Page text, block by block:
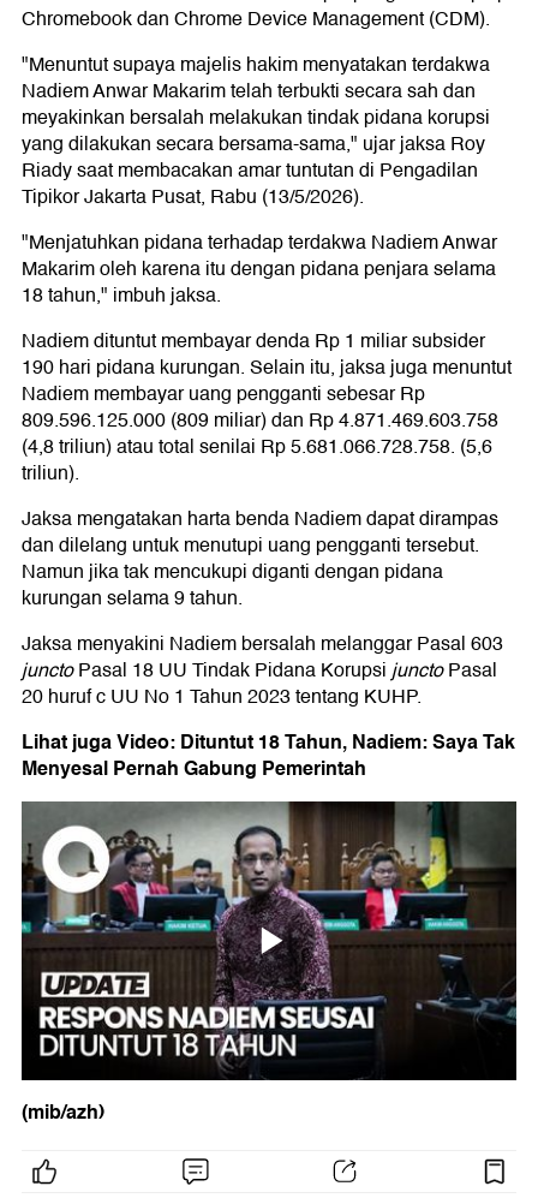
Chromebook dan Chrome Device Management (CDM).
"Menuntut supaya majelis hakim menyatakan terdakwa
Nadiem Anwar Makarim telah terbukti secara sah dan
meyakinkan bersalah melakukan tindak pidana korupsi
yang dilakukan secara bersama-sama," ujar jaksa Roy
Riady saat membacakan amar tuntutan di Pengadilan
Tipikor Jakarta Pusat, Rabu (13/5/2026).
"Menjatuhkan pidana terhadap terdakwa Nadiem Anwar
Makarim oleh karena itu dengan pidana penjara selama
18 tahun," imbuh jaksa.
Nadiem dituntut membayar denda Rp 1 miliar subsider
190 hari pidana kurungan. Selain itu, jaksa juga menuntut
Nadiem membayar uang pengganti sebesar Rp
809.596.125.000 (809 miliar) dan Rp 4.871.469.603.758
(4,8 triliun) atau total senilai Rp 5.681.066.728.758. (5,6
triliun).
Jaksa mengatakan harta benda Nadiem dapat dirampas
dan dilelang untuk menutupi uang pengganti tersebut.
Namun jika tak mencukupi diganti dengan pidana
kurungan selama 9 tahun.
Jaksa menyakini Nadiem bersalah melanggar Pasal 603
junctoPasal 18 UU Tindak Pidana KorupsijunctoPasal
20 huruf c UU No 1 Tahun 2023 tentang KUHP.
Lihat juga Video: Dituntut 18 Tahun, Nadiem: Saya Tak
Menyesal Pernah Gabung Pemerintah
(mib/azh)